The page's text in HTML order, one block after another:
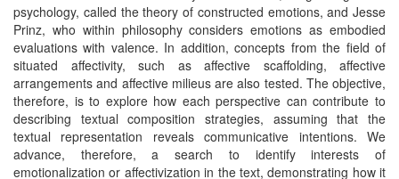
psychology, called the theory of constructed emotions, and Jesse
Prinz, who within philosophy considers emotions as embodied
evaluations with valence. In addition, concepts from the field of
situated affectivity, such as affective scaffolding, affective
arrangements and affective milieus are also tested. The objective,
therefore, is to explore how each perspective can contribute to
describing textual composition strategies, assuming that the
textual representation reveals communicative intentions. We
advance, therefore, a search to identify interests of
emotionalization or affectivization in the text, demonstrating how it